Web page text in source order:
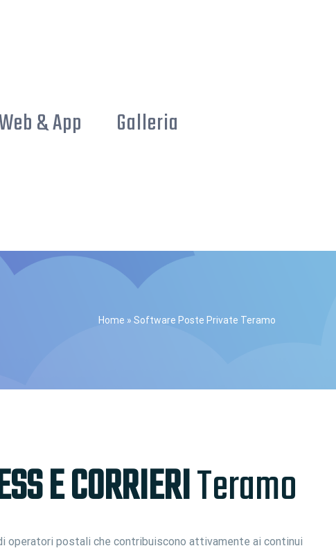
& App Galleria
Home » Software Poste Private Teramo
E CORRIERITeramo
postali che contribuiscono attivamente ai continui